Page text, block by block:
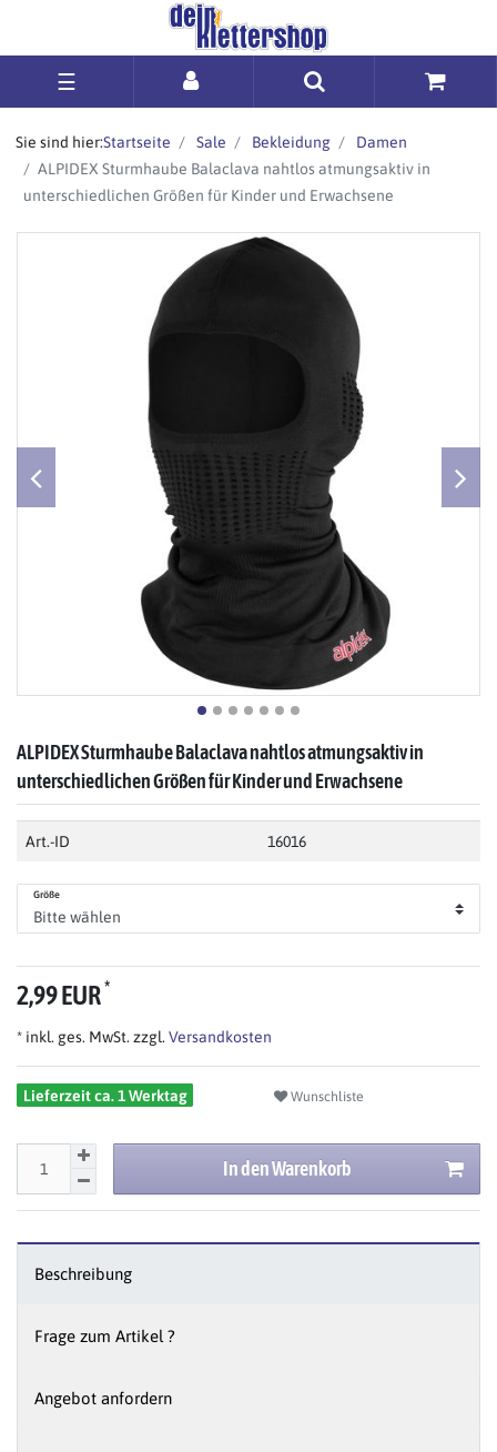
☰
Sie sind hier:Startseite Sale Bekleidung
Damen
ALPIDEX Sturmhaube Balaclava nahtlos atmungsaktiv in
unterschiedlichen Größen für Kinder und Erwachsene
ALPIDEX Sturmhaube Balaclava nahtlos atmungsaktiv in
unterschiedlichen Größen für Kinder und Erwachsene
Art.-ID 16016
Größe
2,99 EUR*
* inkl. ges. MwSt. zzgl. Versandkosten
Lieferzeit ca. 1 Werktag Wunschliste
In den Warenkorb
Beschreibung
Frage zum Artikel ?
Angebot anfordern